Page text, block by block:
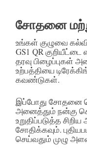
சோதனை
உங்கள் குழுவை
GS1 QR குறியீட்டை
தரவு பிழைப்புகள்
உற்பத்தியை
கவண்டுகள்.
இப்போது சோதனை
அனைத்தும் நன்கு
உறுதிப்படுத்த
சோதிக்கவும்.
செய்வதும் முழு